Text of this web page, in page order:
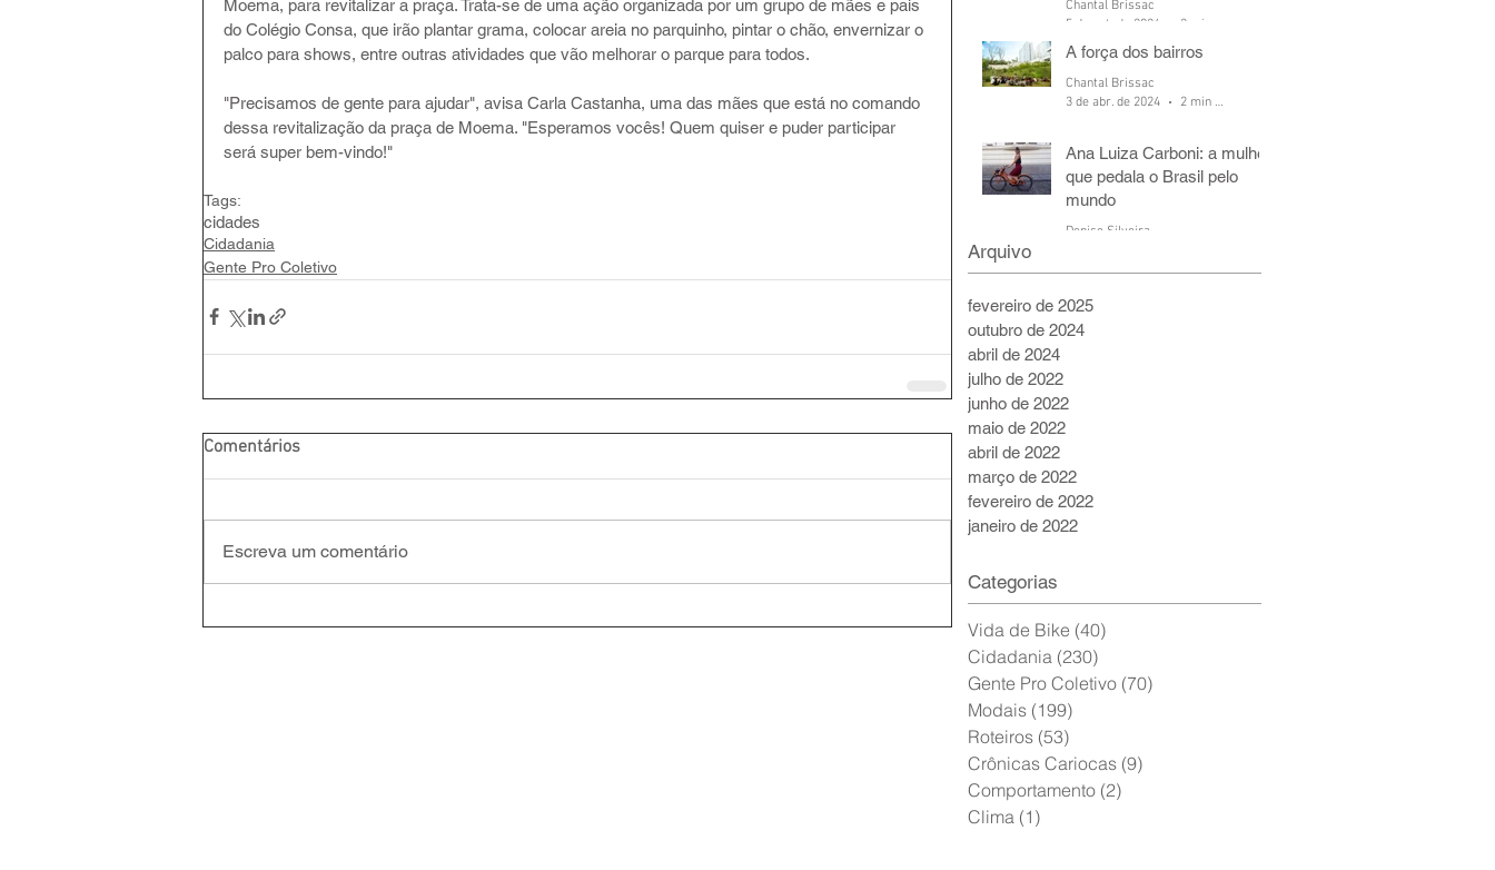
Moema, para revitalizar a praça. Trata-se de uma ação organizada por um grupo de mães e pais
do Colégio Consa, que irão plantar grama, colocar areia no parquinho, pintar o chão, envernizar o
palco para shows, entre outras atividades que vão melhorar o parque para todos.
"Precisamos de gente para ajudar", avisa Carla Castanha, uma das mães que está no comando
dessa revitalização da praça de Moema. "Esperamos vocês! Quem quiser e puder participar
será super bem-vindo!"
Tags:
cidades
Cidadania
Gente Pro Coletivo
Comentários
Escreva um comentário
Chantal Brissac
5 de out. de 2024
A força dos bairros
Chantal Brissac
3 de abr. de 2024
2 min de leitura
Ana Luiza Carboni: a mulher
que pedala o Brasil pelo
mundo
Denise Silveira
Arquivo
fevereiro de 2025
outubro de 2024
abril de 2024
julho de 2022
junho de 2022
maio de 2022
abril de 2022
março de 2022
fevereiro de 2022
janeiro de 2022
Categorias
Vida de Bike (40)
Cidadania (230)
Gente Pro Coletivo (70)
Modais (199)
Roteiros (53)
Crônicas Cariocas (9)
Comportamento (2)
Clima (1)